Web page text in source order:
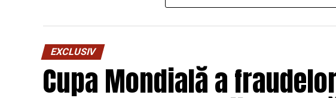
Dincolo de senzația tactilă, pardoseala influențează și
cameră cu suprafețe reci sub picioare pare, subiectiv,
administratorii de hoteluri, care investesc mult în
ca pe un detaliu secundar, rezolvat abia la finalul
resursele rămase sunt deja limitate.
EXCLUSIV
Cupa Mondială a